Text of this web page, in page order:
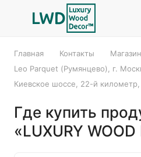
Главная Контакты
Leo Parquet (Румянцево), г.
Киевское шоссе, 22-й километр,
Где купить
«LUXURY WOOD